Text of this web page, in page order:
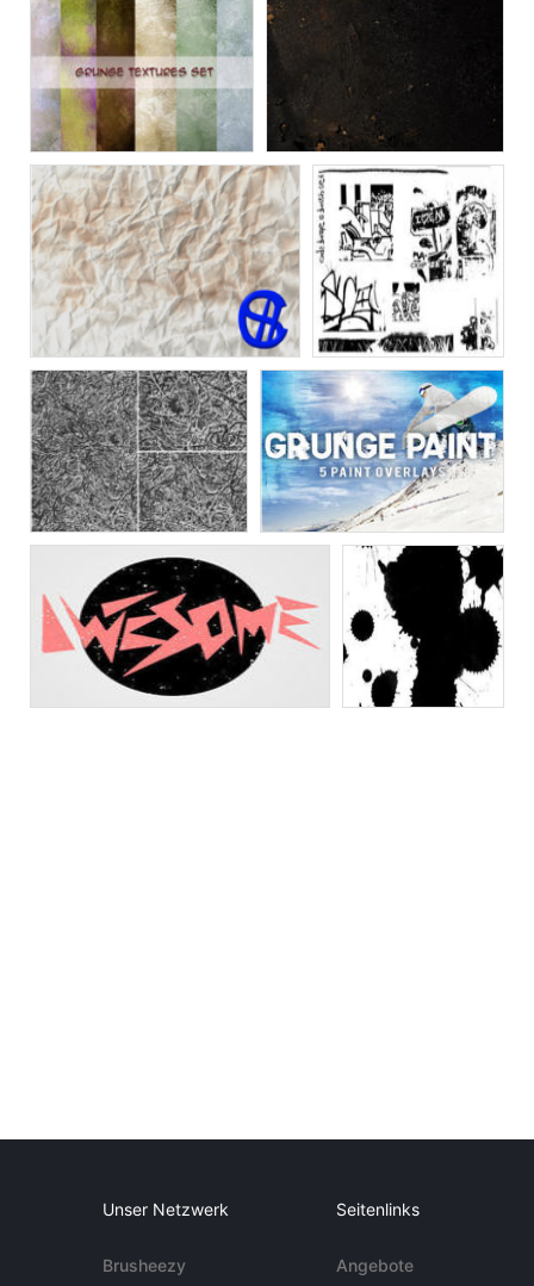
Unser Netzwerk
Brusheezy
Seitenlinks
Angebote